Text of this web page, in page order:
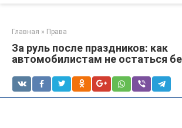
Главная » Права
За руль после праздников: как
автомобилистам не остаться